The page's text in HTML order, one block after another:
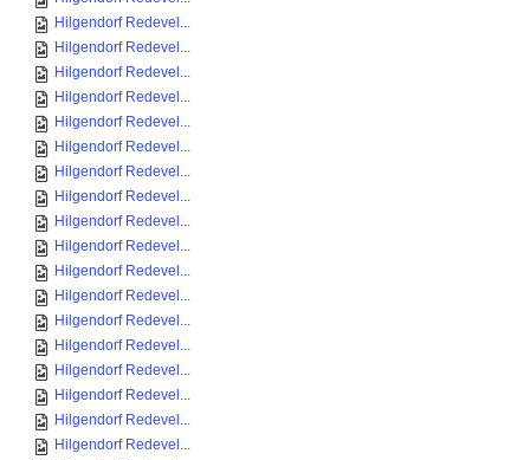
Hilgendorf Redevel...
Hilgendorf Redevel...
Hilgendorf Redevel...
Hilgendorf Redevel...
Hilgendorf Redevel...
Hilgendorf Redevel...
Hilgendorf Redevel...
Hilgendorf Redevel...
Hilgendorf Redevel...
Hilgendorf Redevel...
Hilgendorf Redevel...
Hilgendorf Redevel...
Hilgendorf Redevel...
Hilgendorf Redevel...
Hilgendorf Redevel...
Hilgendorf Redevel...
Hilgendorf Redevel...
Hilgendorf Redevel...